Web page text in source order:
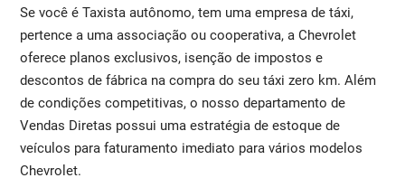
Se você é Taxista autônomo, tem uma empresa de táxi,
pertence a uma associação ou cooperativa, a Chevrolet
oferece planos exclusivos, isenção de impostos e
descontos de fábrica na compra do seu táxi zero km. Além
de condições competitivas, o nosso departamento de
Vendas Diretas possui uma estratégia de estoque de
veículos para faturamento imediato para vários modelos
Chevrolet.